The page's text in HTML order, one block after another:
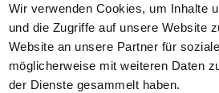
Wir verwenden Cookies, um Inhalte
und die Zugriffe auf unsere Website
Website an unsere Partner für
möglicherweise mit weiteren Daten
der Dienste gesammelt haben.
+++ look at